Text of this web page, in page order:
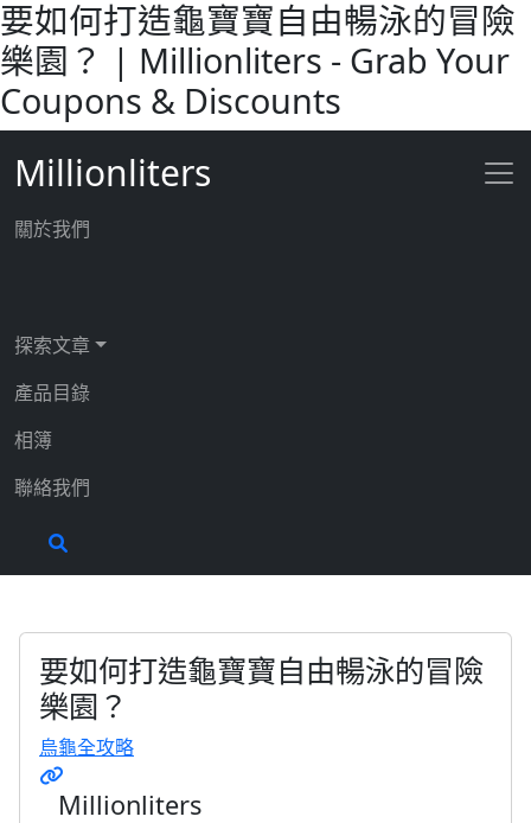
要如何打造龜寶寶自由暢泳的冒險
樂園？ | Millionliters - Grab Your
Coupons & Discounts
Millionliters
關於我們
探索文章
產品目錄
相簿
聯絡我們
要如何打造龜寶寶自由暢泳的冒險
樂園？
烏龜全攻略
Millionliters